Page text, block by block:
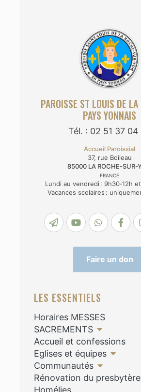
PAROISSE ST LOUIS DE LA
PAYS YONNAIS
Tél. : 02 51 37 04
Accueil Paroissial
37, rue Boileau
85000 LA ROCHE-SUR-
FRANCE
Lundi au vendredi : 9h30‑12h et
Vacances scolaires :
Faire un don
LES ESSENTIELS
Horaires MESSES
SACREMENTS
Accueil et confessions
Eglises et équipes
Communautés
Rénovation du presbytère